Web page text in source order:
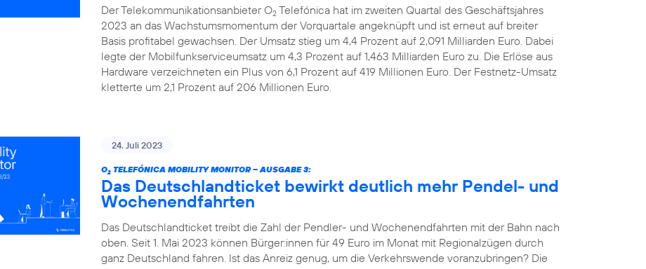
Der Telekommunikationsanbieter O2 Telefónica hat im zweiten Quartal des Geschäftsjahres
2023 an das Wachstumsmomentum der Vorquartale angeknüpft und ist erneut auf breiter
Basis profitabel gewachsen. Der Umsatz stieg um 4,4 Prozent auf 2,091 Milliarden Euro. Dabei
legte der Mobilfunkserviceumsatz um 4,3 Prozent auf 1,463 Milliarden Euro zu. Die Erlöse aus
Hardware verzeichneten ein Plus von 6,1 Prozent auf 419 Millionen Euro. Der Festnetz-Umsatz
kletterte um 2,1 Prozent auf 206 Millionen Euro.
24. Juli 2023
O2 TELEFÓNICA MOBILITY MONITOR – AUSGABE 3:
Das Deutschlandticket bewirkt deutlich mehr Pendel- und
Wochenendfahrten
Das Deutschlandticket treibt die Zahl der Pendler- und Wochenendfahrten mit der Bahn nach
oben. Seit 1. Mai 2023 können Bürger:innen für 49 Euro im Monat mit Regionalzügen durch
ganz Deutschland fahren. Ist das Anreiz genug, um die Verkehrswende voranzubringen? Die